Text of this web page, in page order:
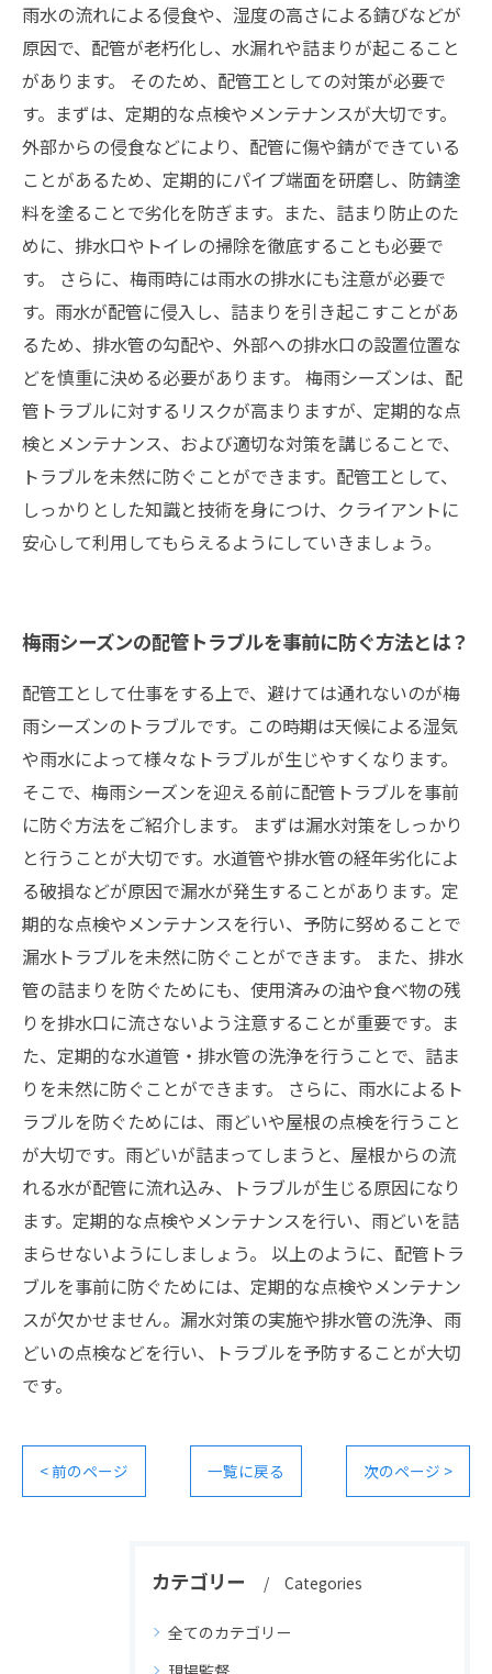
雨水の流れによる侵食や、湿度の高さによる錆びなどが
原因で、配管が老朽化し、水漏れや詰まりが起こること
があります。 そのため、配管工としての対策が必要で
す。まずは、定期的な点検やメンテナンスが大切です。
外部からの侵食などにより、配管に傷や錆ができている
ことがあるため、定期的にパイプ端面を研磨し、防錆塗
料を塗ることで劣化を防ぎます。また、詰まり防止のた
めに、排水口やトイレの掃除を徹底することも必要で
す。 さらに、梅雨時には雨水の排水にも注意が必要で
す。雨水が配管に侵入し、詰まりを引き起こすことがあ
るため、排水管の勾配や、外部への排水口の設置位置な
どを慎重に決める必要があります。 梅雨シーズンは、配
管トラブルに対するリスクが高まりますが、定期的な点
検とメンテナンス、および適切な対策を講じることで、
トラブルを未然に防ぐことができます。配管工として、
しっかりとした知識と技術を身につけ、クライアントに
安心して利用してもらえるようにしていきましょう。
梅雨シーズンの配管トラブルを事前に防ぐ方法とは？
配管工として仕事をする上で、避けては通れないのが梅
雨シーズンのトラブルです。この時期は天候による湿気
や雨水によって様々なトラブルが生じやすくなります。
そこで、梅雨シーズンを迎える前に配管トラブルを事前
に防ぐ方法をご紹介します。 まずは漏水対策をしっかり
と行うことが大切です。水道管や排水管の経年劣化によ
る破損などが原因で漏水が発生することがあります。定
期的な点検やメンテナンスを行い、予防に努めることで
漏水トラブルを未然に防ぐことができます。 また、排水
管の詰まりを防ぐためにも、使用済みの油や食べ物の残
りを排水口に流さないよう注意することが重要です。ま
た、定期的な水道管・排水管の洗浄を行うことで、詰ま
りを未然に防ぐことができます。 さらに、雨水によるト
ラブルを防ぐためには、雨どいや屋根の点検を行うこと
が大切です。雨どいが詰まってしまうと、屋根からの流
れる水が配管に流れ込み、トラブルが生じる原因になり
ます。定期的な点検やメンテナンスを行い、雨どいを詰
まらせないようにしましょう。 以上のように、配管トラ
ブルを事前に防ぐためには、定期的な点検やメンテナン
スが欠かせません。漏水対策の実施や排水管の洗浄、雨
どいの点検などを行い、トラブルを予防することが大切
です。
< 前のページ 一覧に戻る 次のページ >
カテゴリー Categories
全てのカテゴリー